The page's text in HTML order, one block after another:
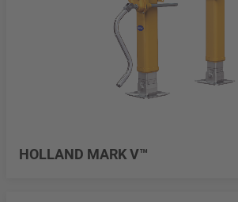
HOLLAND MARK V™